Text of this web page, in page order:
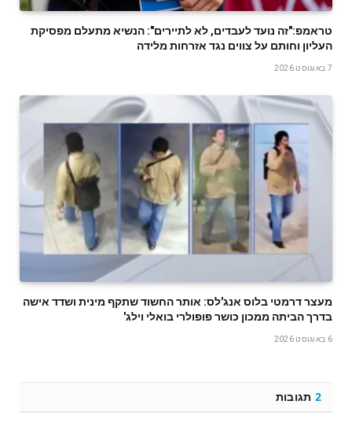
טראמפ:"זה נועד לעבדים, לא לתיירים": הנשיא מתעלם מפסיקת
העליון וחותם על צווים נגד אזרחות מלידה
7 באוגוסט 2026
מעצר דרמטי בלוס אנג'לס: אותר החשוד שתקף מינית ושדד אישה
בדרך הביתה ממכון כושר פופולרי בואלי וילג'
6 באוגוסט 2026
2 תגובות